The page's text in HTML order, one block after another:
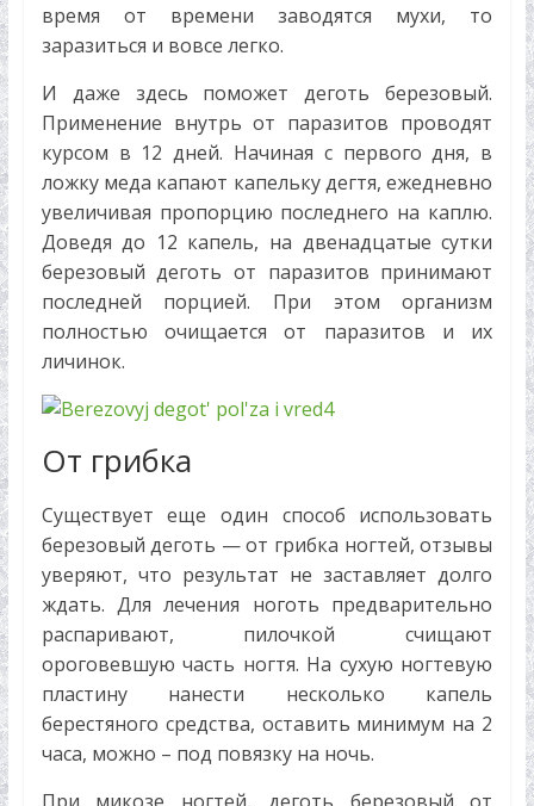
время от времени заводятся мухи, то
заразиться и вовсе легко.
И даже здесь поможет деготь березовый.
Применение внутрь от паразитов проводят
курсом в 12 дней. Начиная с первого дня, в
ложку меда капают капельку дегтя, ежедневно
увеличивая пропорцию последнего на каплю.
Доведя до 12 капель, на двенадцатые сутки
березовый деготь от паразитов принимают
последней порцией. При этом организм
полностью очищается от паразитов и их
личинок.
От грибка
Существует еще один способ использовать
березовый деготь — от грибка ногтей, отзывы
уверяют, что результат не заставляет долго
ждать. Для лечения ноготь предварительно
распаривают, пилочкой счищают
ороговевшую часть ногтя. На сухую ногтевую
пластину нанести несколько капель
берестяного средства, оставить минимум на 2
часа, можно – под повязку на ночь.